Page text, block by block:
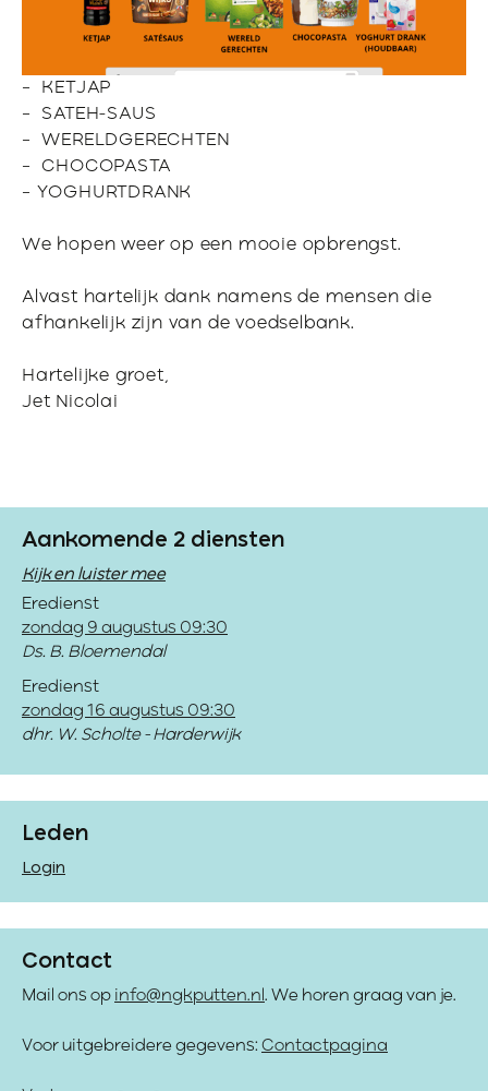
– KETJAP
– SATEH-SAUS
– WERELDGERECHTEN
– CHOCOPASTA
– YOGHURTDRANK
We hopen weer op een mooie opbrengst.
Alvast hartelijk dank namens de mensen die
afhankelijk zijn van de voedselbank.
Hartelijke groet,
Jet Nicolai
Aankomende 2 diensten
Kijk en luister mee
Eredienst
zondag 9 augustus 09:30
Ds. B. Bloemendal
Eredienst
zondag 16 augustus 09:30
dhr. W. Scholte - Harderwijk
Leden
Login
Contact
Mail ons op info@ngkputten.nl . We horen graag van je.
Voor uitgebreidere gegevens: Contactpagina